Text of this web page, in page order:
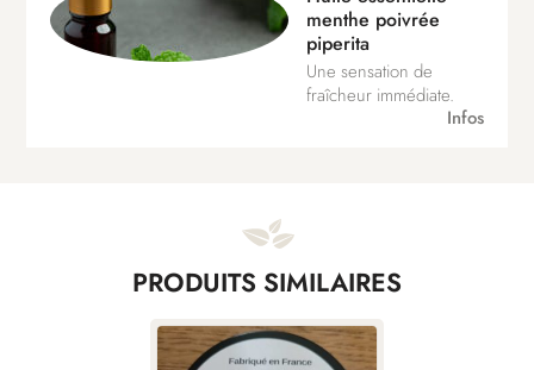
menthe poivrée
piperita
Une sensation de
fraîcheur immédiate.
Infos
PRODUITS SIMILAIRES